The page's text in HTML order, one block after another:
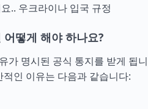
.. 우크라이나 입국 규정
떻게 해야 하나요?
가 명시된 공식 통지를 받게 됩니
인 이유는 다음과 같습니다: